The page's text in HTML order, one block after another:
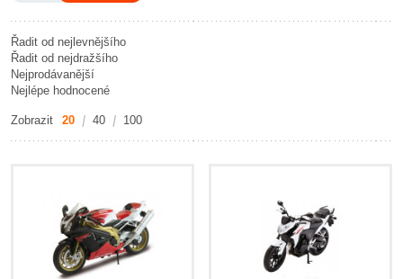
Řadit od nejlevnějšího
Řadit od nejdražšího
Nejprodávanější
Nejlépe hodnocené
Zobrazit 20 40 100